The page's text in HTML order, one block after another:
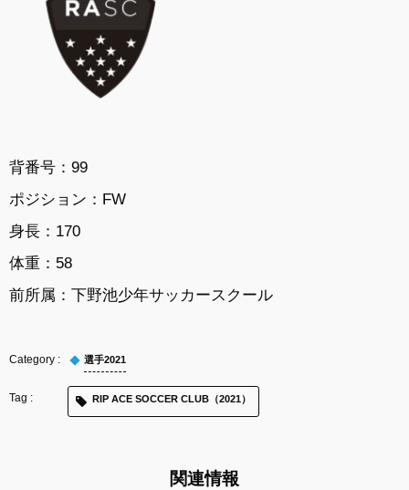
背番号：99
ポジション：FW
身長：170
体重：58
前所属：下野池少年サッカースクール
選手2021
RIP ACE SOCCER CLUB（2021）
関連情報